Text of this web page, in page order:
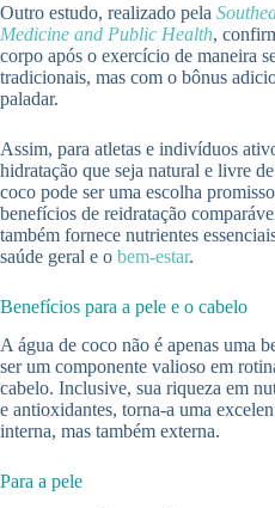
Outro estudo, realizado pela
Medicine and Public Health,
corpo após o exercício de maneira
tradicionais, mas com o bônus
paladar.
Assim, para atletas e indivíduos
hidratação que seja natural e livre
coco pode ser uma escolha
benefícios de reidratação
também fornece nutrientes
saúde geral e o bem-estar.
Benefícios para a pele e o cabelo
A água de coco não é apenas uma
ser um componente valioso em
cabelo. Inclusive, sua riqueza em
e antioxidantes, torna-a uma
interna, mas também externa.
Para a pele